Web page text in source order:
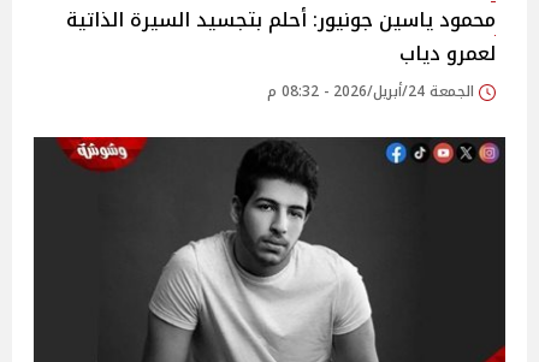
محمود ياسين جونيور: أحلم بتجسيد السيرة الذاتية
لعمرو دياب
الجمعة 24/أبريل/2026 - 08:32 م